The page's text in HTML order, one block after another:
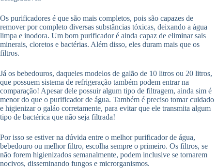
Os purificadores é que são mais completos, pois são capazes de
remover por completo diversas substâncias tóxicas, deixando a água
limpa e inodora. Um bom purificador é ainda capaz de eliminar sais
minerais, cloretos e bactérias. Além disso, eles duram mais que os
filtros.
Já os bebedouros, daqueles modelos de galão de 10 litros ou 20 litros,
que possuem sistema de refrigeração também podem entrar na
comparação! Apesar dele possuir algum tipo de filtragem, ainda sim é
menor do que o purificador de água. Também é preciso tomar cuidado
e higienizar o galáo corretamente, para evitar que ele transmita algum
tipo de bactérica que não seja filtrada!
Por isso se estiver na dúvida entre o melhor purificador de água,
bebedouro ou melhor filtro, escolha sempre o primeiro. Os filtros, se
não forem higienizados semanalmente, podem inclusive se tornarem
nocivos, disseminando fungos e microrganismos.